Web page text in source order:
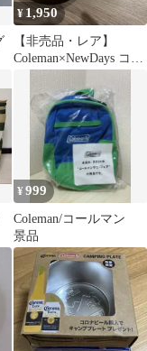
¥ 1,950
【非売品・レア】
Coleman×NewDays コラ
¥999
Coleman/コールマン
景品